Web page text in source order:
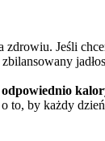
Jeśli
to, by każdy